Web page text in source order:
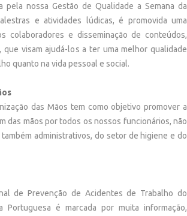
pela nossa Gestão de Qualidade a Semana da
e atividades lúdicas, é promovida uma
colaboradores e disseminação de conteúdos,
que visam ajudá-los a ter uma melhor qualidade
quanto na vida pessoal e social.
das Mãos tem como objetivo promover a
das mãos por todos os nossos funcionários, não
administrativos, do setor de higiene e do
de Prevenção de Acidentes de Trabalho do
Portuguesa é marcada por muita informação,